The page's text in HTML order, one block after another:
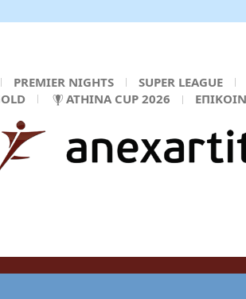
PREMIER NIGHTS
SUPER LEAGUE
ATHINA CUP 2026